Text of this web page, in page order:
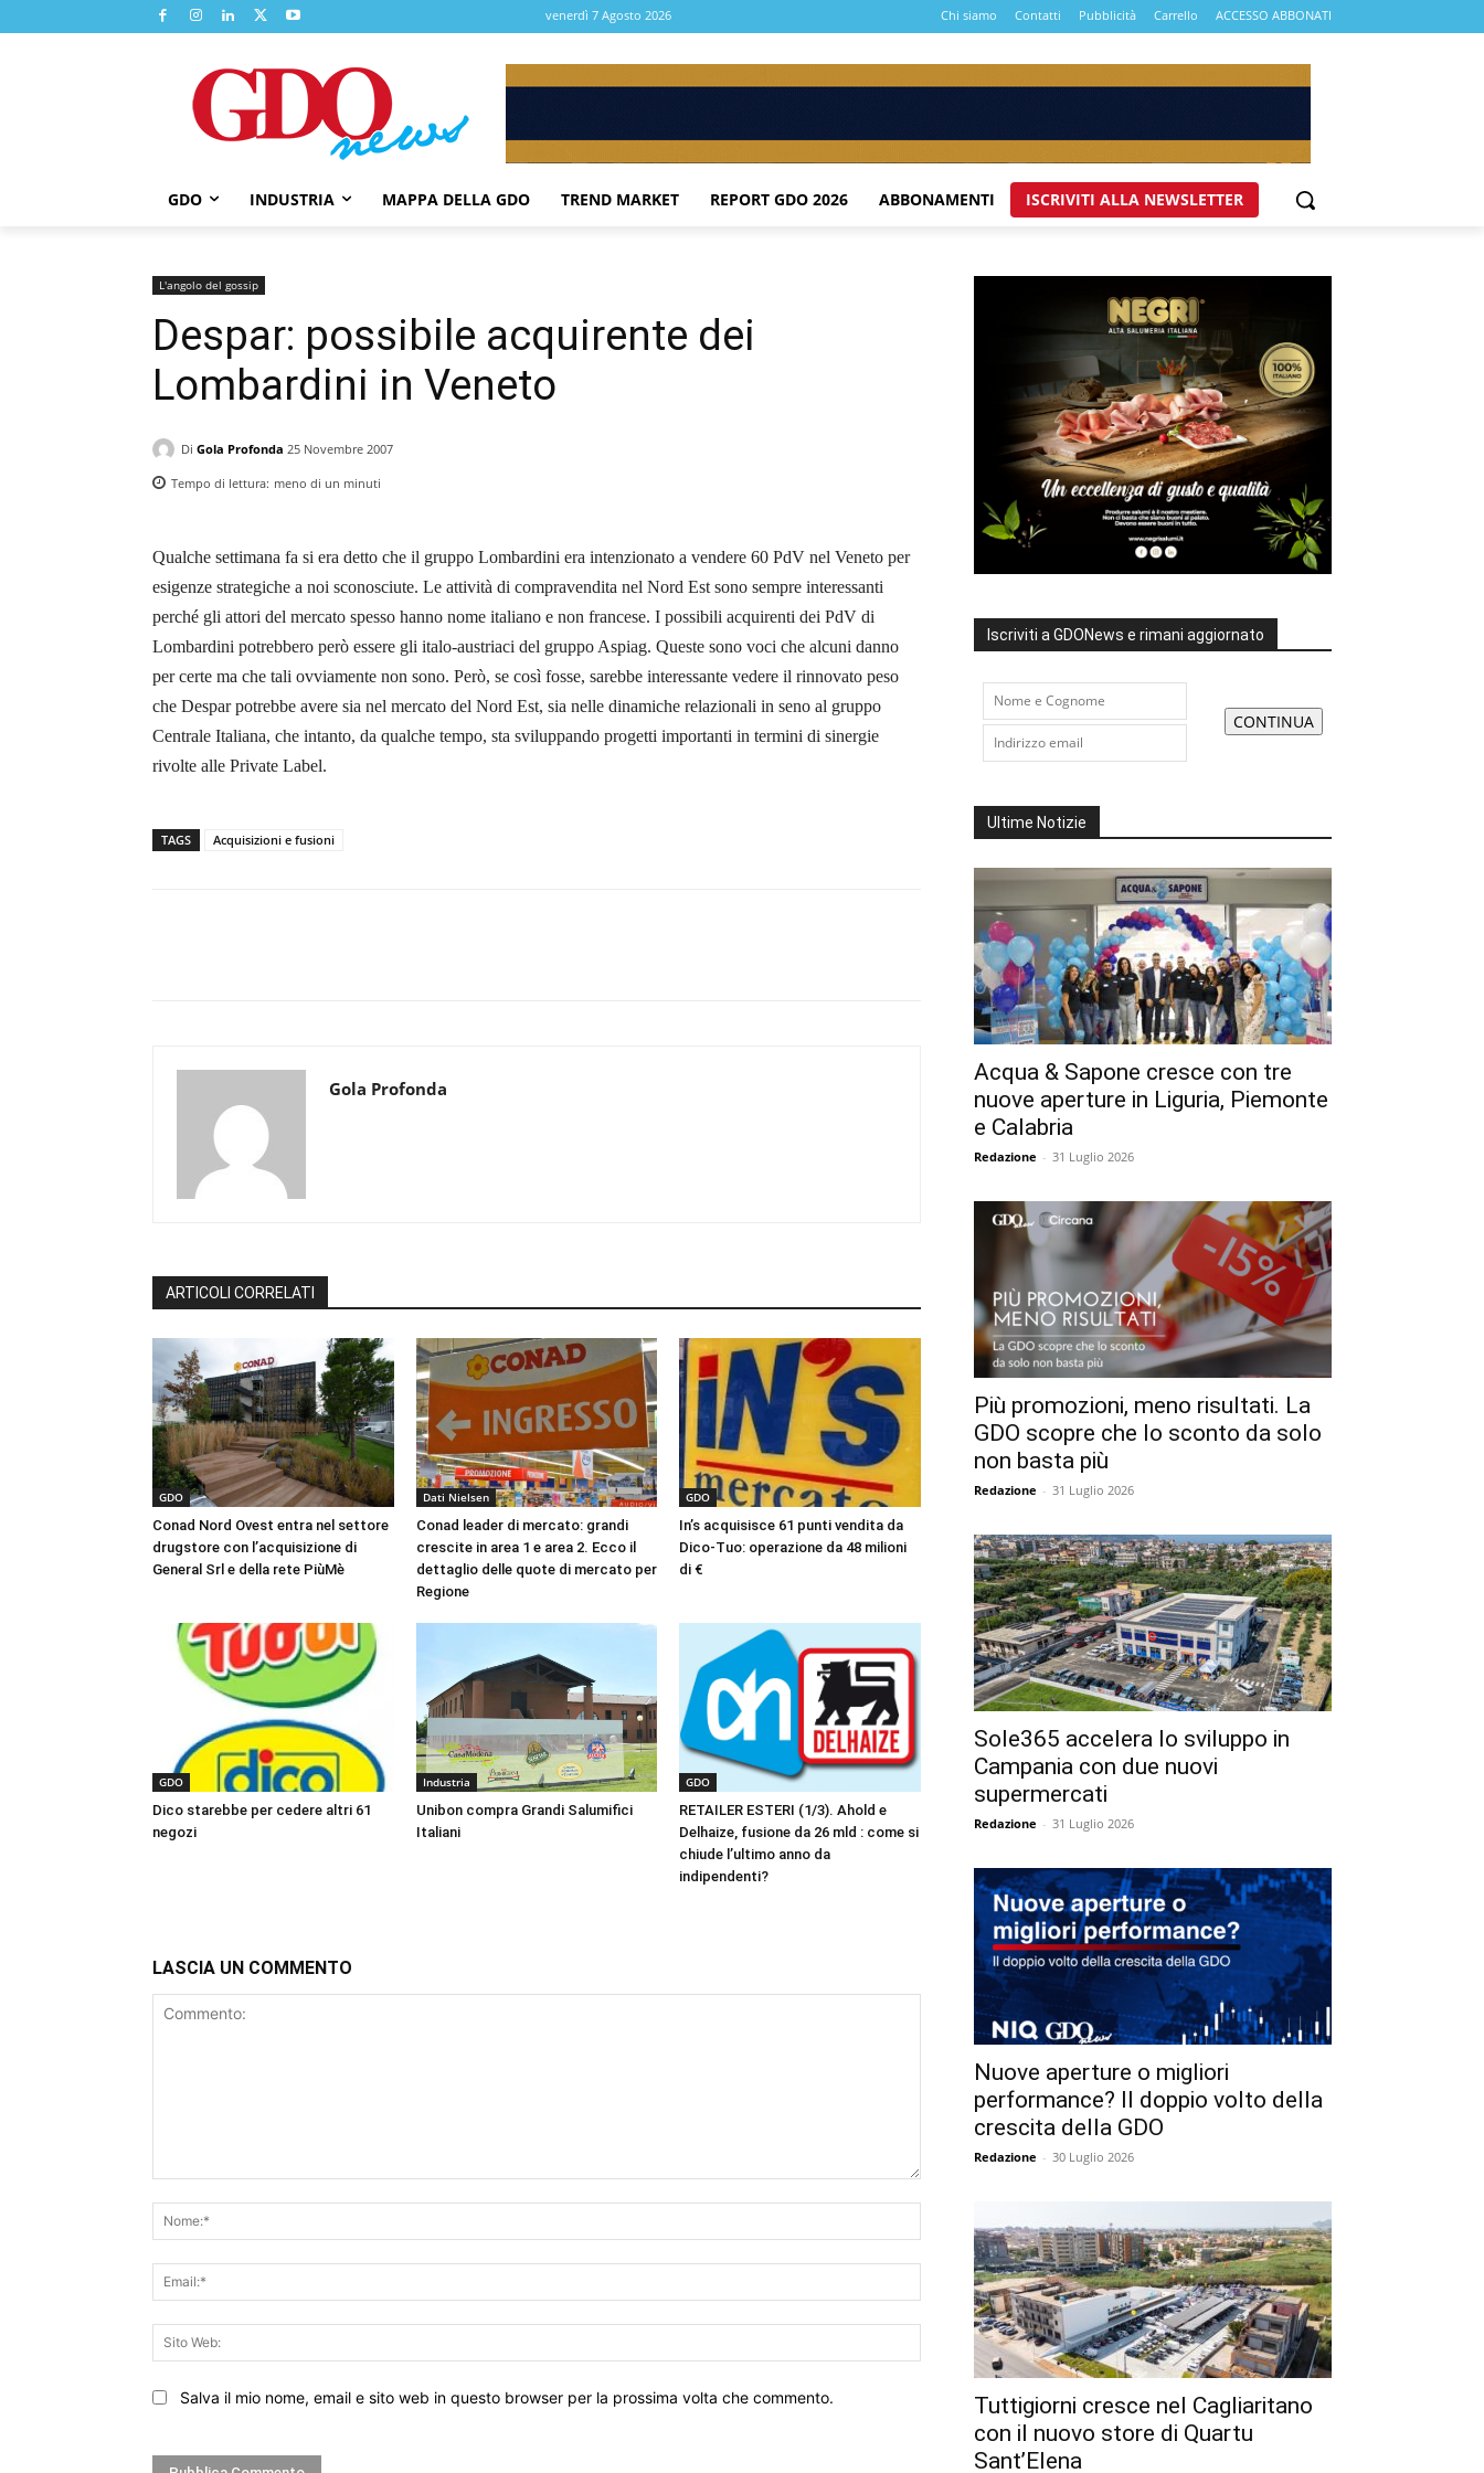
venerdì 7 Agosto 2026 Chi siamo Contatti Pubblicità Carrello ACCESSO ABBONATI
GDO INDUSTRIA MAPPA DELLA GDO TREND MARKET REPORT GDO 2026 ABBONAMENTI ISCRIVITI ALLA NEWSLETTER
L'angolo del gossip
Despar: possibile acquirente dei
Lombardini in Veneto
Di Gola Profonda 25 Novembre 2007
Tempo di lettura: meno di un minuti
Qualche settimana fa si era detto che il gruppo Lombardini era intenzionato a vendere 60 PdV nel Veneto per
esigenze strategiche a noi sconosciute. Le attività di compravendita nel Nord Est sono sempre interessanti
perché gli attori del mercato spesso hanno nome italiano e non francese. I possibili acquirenti dei PdV di
Lombardini potrebbero però essere gli italo-austriaci del gruppo Aspiag. Queste sono voci che alcuni danno
per certe ma che tali ovviamente non sono. Però, se così fosse, sarebbe interessante vedere il rinnovato peso
che Despar potrebbe avere sia nel mercato del Nord Est, sia nelle dinamiche relazionali in seno al gruppo
Centrale Italiana, che intanto, da qualche tempo, sta sviluppando progetti importanti in termini di sinergie
rivolte alle Private Label.
TAGS Acquisizioni e fusioni
Gola Profonda
ARTICOLI CORRELATI
GDO
Conad Nord Ovest entra nel settore
drugstore con l’acquisizione di
General Srl e della rete PiùMè
Dati Nielsen
Conad leader di mercato: grandi
crescite in area 1 e area 2. Ecco il
dettaglio delle quote di mercato per
Regione
GDO
In’s acquisisce 61 punti vendita da
Dico-Tuo: operazione da 48 milioni
di €
GDO
Dico starebbe per cedere altri 61
negozi
Industria
Unibon compra Grandi Salumifici
Italiani
GDO
RETAILER ESTERI (1/3). Ahold e
Delhaize, fusione da 26 mld : come si
chiude l’ultimo anno da
indipendenti?
LASCIA UN COMMENTO
Web:
Salva il mio nome, email e sito web in questo browser per la prossima volta che commento.
Iscriviti a GDONews e rimani aggiornato
Ultime Notizie
Acqua & Sapone cresce con tre
nuove aperture in Liguria, Piemonte
e Calabria
Redazione - 31 Luglio 2026
Più promozioni, meno risultati. La
GDO scopre che lo sconto da solo
non basta più
Redazione - 31 Luglio 2026
Sole365 accelera lo sviluppo in
Campania con due nuovi
supermercati
Redazione - 31 Luglio 2026
Nuove aperture o migliori
performance? Il doppio volto della
crescita della GDO
Redazione - 30 Luglio 2026
Tuttigiorni cresce nel Cagliaritano
con il nuovo store di Quartu
Sant’Elena